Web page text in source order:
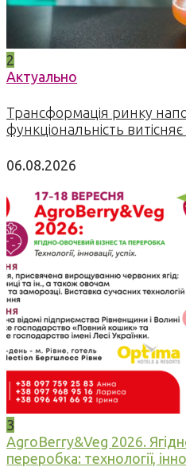
2
Актуально
Трансформація ринку
функціональність
06.08.2026
3
AgroBerry&Veg 2026.
переробка: технології,